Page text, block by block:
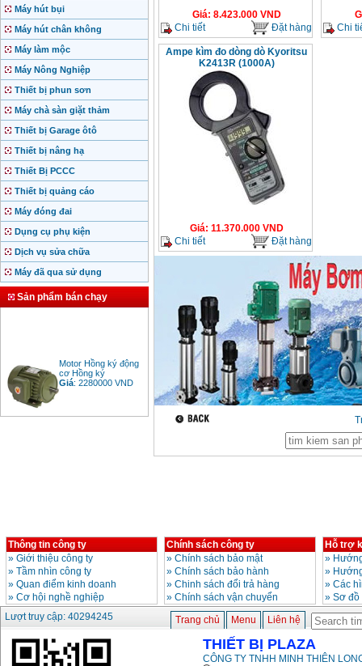
Máy hút bụi
Máy hút chân không
Máy làm mộc
Máy Nông Nghiệp
Thiết bị phun sơn
Máy chà sàn giặt thảm
Thiết bị Garage ôtô
Thiết bị nâng hạ
Thiết Bị PCCC
Thiết bị quảng cáo
Máy đóng đai
Dụng cụ phụ kiện
Dịch vụ sửa chữa
Máy đã qua sử dụng
Sản phẩm bán chạy
Motor Hồng ký động
cơ Hồng ký
Giá :2280000 VND
Máy khoan Bosch đa
năng GBH 2-26DRE
(800W)
Giá :3980000
xăng Stihl MS661
Giá:
Giá: 8.423.000VND
Chi tiết
Đặt hàng
Chi
Ampe kìm đo dòng dò Kyoritsu
K2413R (1000A)
Giá: 11.370.000VND
Chi tiết
Đặt hàng
Thông tin công ty
» Giới thiệu công ty
» Tầm nhìn công ty
» Quan điểm kinh doanh
» Cơ hội nghề nghiệp
Chính sách công ty
» Chính sách bảo mật
» Chính sách bảo hành
» Chinh sách đổi trả hàng
» Chính sách vận chuyển
Hỗ trợ
»
»
» Các
» Sơ
Lượt truy cập: 40294245
Trang chủ Menu Liên hệ
THIẾT BỊ PLAZA
CÔNG TY TNHH MINH THIÊN